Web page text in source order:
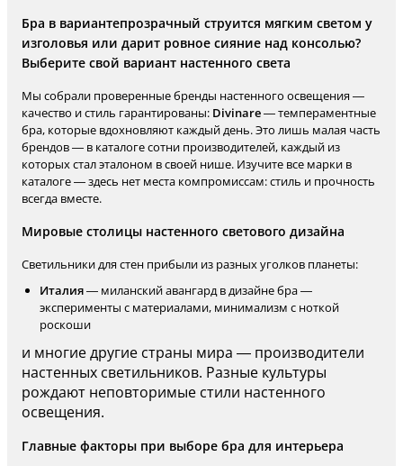
Бра в вариантепрозрачный струится мягким светом у
изголовья или дарит ровное сияние над консолью?
Выберите свой вариант настенного света
Мы собрали проверенные бренды настенного освещения —
качество и стиль гарантированы: Divinare— темпераментные
бра, которые вдохновляют каждый день. Это лишь малая часть
брендов — в каталоге сотни производителей, каждый из
которых стал эталоном в своей нише. Изучите все марки в
каталоге — здесь нет места компромиссам: стиль и прочность
всегда вместе.
Мировые столицы настенного светового дизайна
Светильники для стен прибыли из разных уголков планеты:
Италия— миланский авангард в дизайне бра —
эксперименты с материалами, минимализм с ноткой
роскоши
и многие другие страны мира — производители
настенных светильников. Разные культуры
рождают неповторимые стили настенного
освещения.
Главные факторы при выборе бра для интерьера